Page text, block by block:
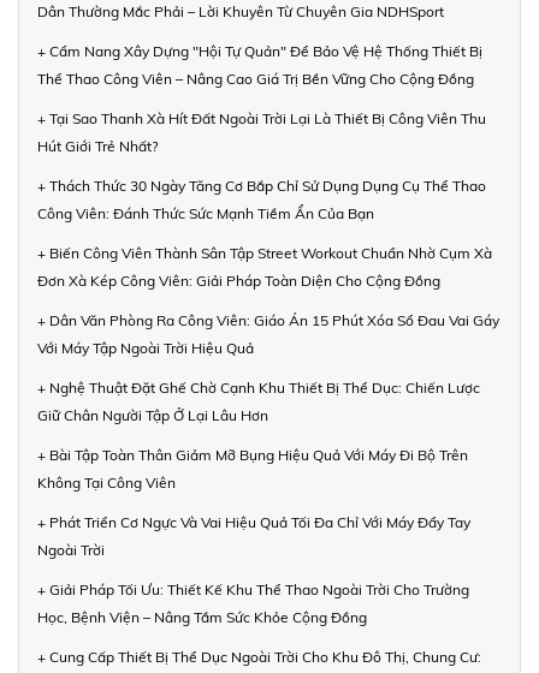
Dân Thường Mắc Phải – Lời Khuyên Từ Chuyên Gia NDHSport
+ Cẩm Nang Xây Dựng "Hội Tự Quản" Để Bảo Vệ Hệ Thống Thiết Bị
Thể Thao Công Viên – Nâng Cao Giá Trị Bền Vững Cho Cộng Đồng
+ Tại Sao Thanh Xà Hít Đất Ngoài Trời Lại Là Thiết Bị Công Viên Thu
Hút Giới Trẻ Nhất?
+ Thách Thức 30 Ngày Tăng Cơ Bắp Chỉ Sử Dụng Dụng Cụ Thể Thao
Công Viên: Đánh Thức Sức Mạnh Tiềm Ẩn Của Bạn
+ Biến Công Viên Thành Sân Tập Street Workout Chuẩn Nhờ Cụm Xà
Đơn Xà Kép Công Viên: Giải Pháp Toàn Diện Cho Cộng Đồng
+ Dân Văn Phòng Ra Công Viên: Giáo Án 15 Phút Xóa Sổ Đau Vai Gáy
Với Máy Tập Ngoài Trời Hiệu Quả
+ Nghệ Thuật Đặt Ghế Chờ Cạnh Khu Thiết Bị Thể Dục: Chiến Lược
Giữ Chân Người Tập Ở Lại Lâu Hơn
+ Bài Tập Toàn Thân Giảm Mỡ Bụng Hiệu Quả Với Máy Đi Bộ Trên
Không Tại Công Viên
+ Phát Triển Cơ Ngực Và Vai Hiệu Quả Tối Đa Chỉ Với Máy Đẩy Tay
Ngoài Trời
+ Giải Pháp Tối Ưu: Thiết Kế Khu Thể Thao Ngoài Trời Cho Trường
Học, Bệnh Viện – Nâng Tầm Sức Khỏe Cộng Đồng
+ Cung Cấp Thiết Bị Thể Dục Ngoài Trời Cho Khu Đô Thị, Chung Cư: